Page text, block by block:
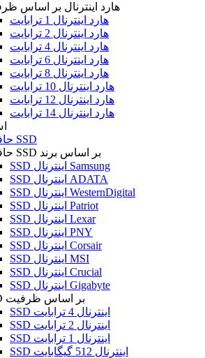
هارد اینترنال بر اساس
هارد اینترنال 1 ترابایت
هارد اینترنال 2 ترابایت
هارد اینترنال 4 ترابایت
هارد اینترنال 6 ترابایت
هارد اینترنال 8 ترابایت
هارد اینترنال 10 ترابایت
هارد اینترنال 12 ترابایت
هارد اینترنال 14 ترابایت
حافظه SSD
حافظه SSD بر اساس برند
SSD اینترنال Samsung
SSD اینترنال ADATA
SSD اینترنال WesternDigital
SSD اینترنال Patriot
SSD اینترنال Lexar
SSD اینترنال PNY
SSD اینترنال Corsair
SSD اینترنال MSI
SSD اینترنال Crucial
SSD اینترنال Gigabyte
SSD بر اساس ظرفیت
SSD اینترنال 4 ترابایت
SSD اینترنال 2 ترابایت
SSD اینترنال 1 ترابایت
SSD اینترنال 512 گیگابایت